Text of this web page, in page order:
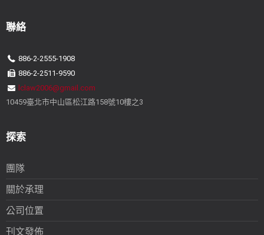
聯絡
886-2-2555-1908
886-2-2511-9590
lclaw2006@gmail.com
10459臺北市中山區松江路158號10樓之3
探索
團隊
關於承理
公司位置
刊文發佈